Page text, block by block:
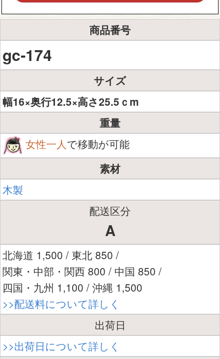
商品番号
gc-174
サイズ
幅16×奥行12.5×高さ25.5ｃm
重量
女性一人で移動が可能
素材
木製
配送区分
A
北海道 1,500 / 東北 850 /
関東・中部・関西 800 / 中国 850 /
四国・九州 1,100 / 沖縄 1,500
>>配送料について詳しく
出荷日
>>出荷日について詳しく